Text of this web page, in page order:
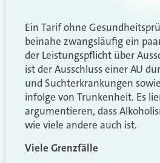
Ein Tarif ohne
beinahe zwangsläufig ein
der Leistungspflicht über
ist der Ausschluss einer AU
und Suchterkrankungen
infolge von Trunkenheit. Es
argumentieren, dass
wie viele andere auch ist.
Viele Grenzfälle